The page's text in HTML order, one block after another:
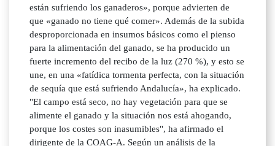
están sufriendo los ganaderos», porque advierten de
que «ganado no tiene qué comer». Además de la subida
desproporcionada en insumos básicos como el pienso
para la alimentación del ganado, se ha producido un
fuerte incremento del recibo de la luz (270 %), y esto se
une, en una «fatídica tormenta perfecta, con la situación
de sequía que está sufriendo Andalucía», ha explicado.
"El campo está seco, no hay vegetación para que se
alimente el ganado y la situación nos está ahogando,
porque los costes son inasumibles", ha afirmado el
dirigente de la COAG-A. Según un análisis de la